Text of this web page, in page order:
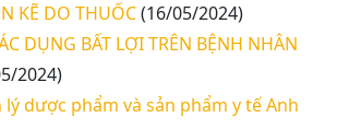
KẼ DO THUỐC(16/05/2024)
DỤNG BẤT LỢI TRÊN BỆNH NHÂN
2024)
lý dược phẩm và sản phẩm y tế Anh